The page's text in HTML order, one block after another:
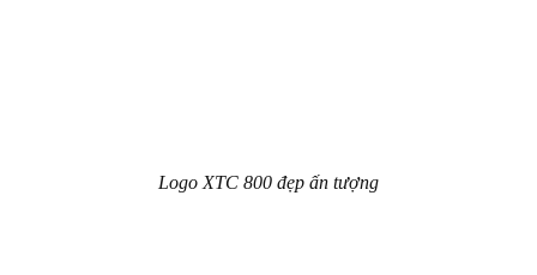
Logo XTC 800 đẹp ấn tượng